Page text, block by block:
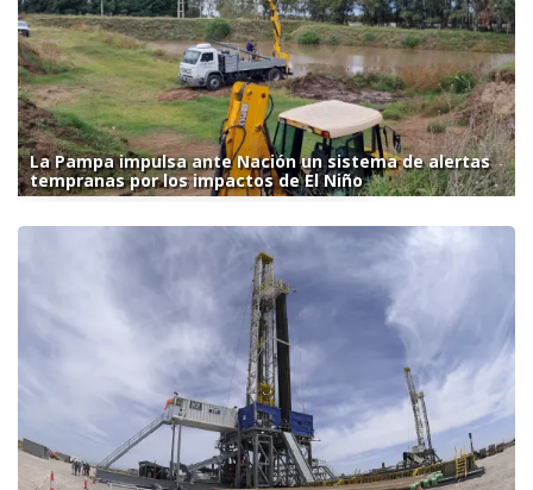
La Pampa impulsa ante Nación un sistema de alertas
tempranas por los impactos de El Niño